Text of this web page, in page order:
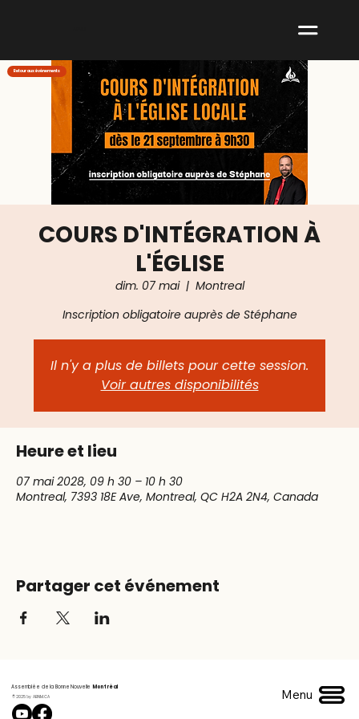
COURS D'INTÉGRATION À
L'ÉGLISE
dim. 07 mai
  |
Montreal
Inscription obligatoire auprès de Stéphane
Il n'y a plus de billets pour cette session.
Voir autres disponibilités
Heure et lieu
07 mai 2028, 09 h 30 – 10 h 30
Montreal, 7393 18E Ave, Montreal, QC H2A 2N4, Canada
Partager cet événement
Retour aux événements
Assemblée de la Bonne Nouvelle Montréal
© 2025 by ABNM.CA Menu